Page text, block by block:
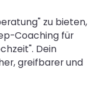
zu bieten,
Coaching für
Dein
greifbarer und